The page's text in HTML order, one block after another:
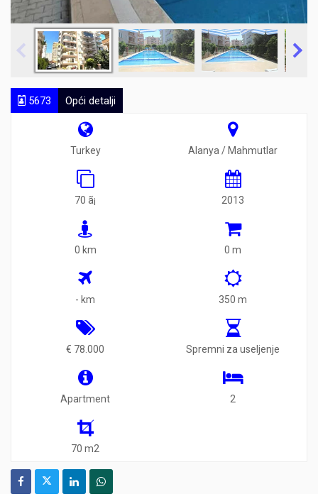
5673 Opći detalji
Turkey Alanya / Mahmutlar
70 ã¡ 2013
0 km 0 m
- km 350 m
€ 78.000 Spremni za useljenje
Apartment 2
70 m2